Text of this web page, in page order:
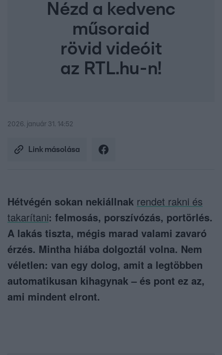
Nézd a kedvenc
műsoraid
rövid videóit
az RTL.hu-n!
2026. január 31. 14:52
Link másolása
Hétvégén sokan nekiállnak rendet rakni és
takarítani: felmosás, porszívózás, portörlés.
A lakás tiszta, mégis marad valami zavaró
érzés. Mintha hiába dolgoztál volna. Nem
véletlen: van egy dolog, amit a legtöbben
automatikusan kihagynak – és pont ez az,
ami mindent elront.